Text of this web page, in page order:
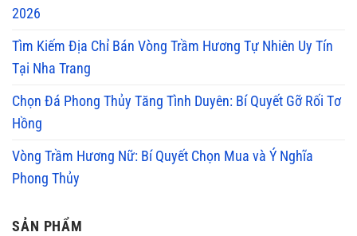
2026
Tìm Kiếm Địa Chỉ Bán Vòng Trầm Hương Tự Nhiên Uy Tín
Tại Nha Trang
Chọn Đá Phong Thủy Tăng Tình Duyên: Bí Quyết Gỡ Rối Tơ
Hồng
Vòng Trầm Hương Nữ: Bí Quyết Chọn Mua và Ý Nghĩa
Phong Thủy
SẢN PHẨM